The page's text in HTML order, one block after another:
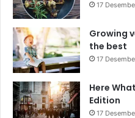
17
Growing
the best
17
Here
Edition
17